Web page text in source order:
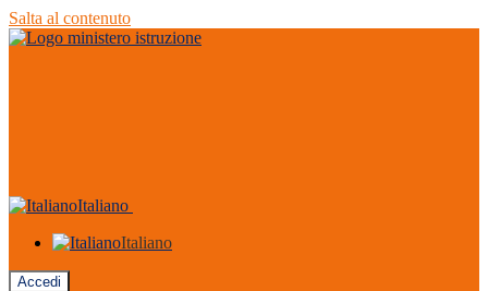
Salta al contenuto
Italiano
Italiano
Accedi